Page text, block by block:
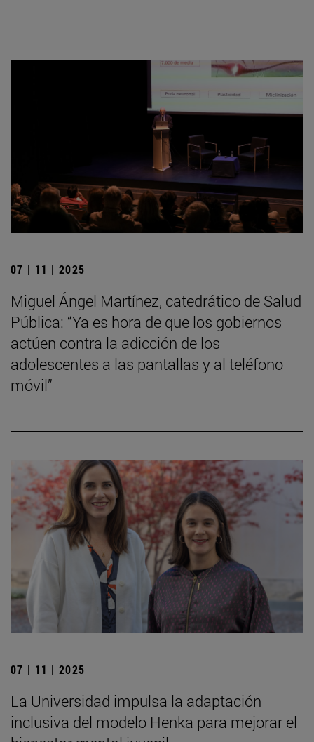
07 | 11 | 2025
Miguel Ángel Martínez, catedrático de Salud
Pública: “Ya es hora de que los gobiernos
actúen contra la adicción de los
adolescentes a las pantallas y al teléfono
móvil”
07 | 11 | 2025
La Universidad impulsa la adaptación
inclusiva del modelo Henka para mejorar el